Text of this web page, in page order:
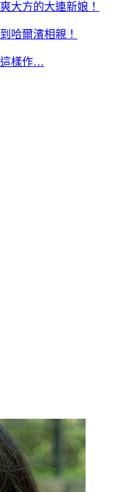
大方的大連新娘！
哈爾濱相親！
這樣作…